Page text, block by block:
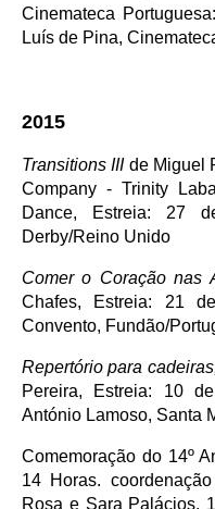
Cinemateca
Luís de Pina,
2015
Transitions IIIde Miguel
Company - Trinity
Dance, Estreia: 27
Derby/Reino Unido
Comer o Coração nas
Chafes, Estreia: 21
Convento, Fundão/
Repertório para
Pereira, Estreia: 10
António Lamoso, Santa
Comemoração do 14º
14 Horas.
Rosa e Sara Palácios,